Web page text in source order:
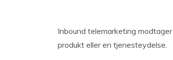
Inbound telemarketing
produkt eller en tjenesteydelse.